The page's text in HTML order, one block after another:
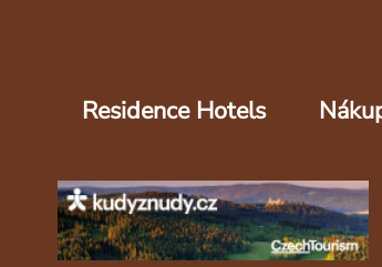
Residence Hotels